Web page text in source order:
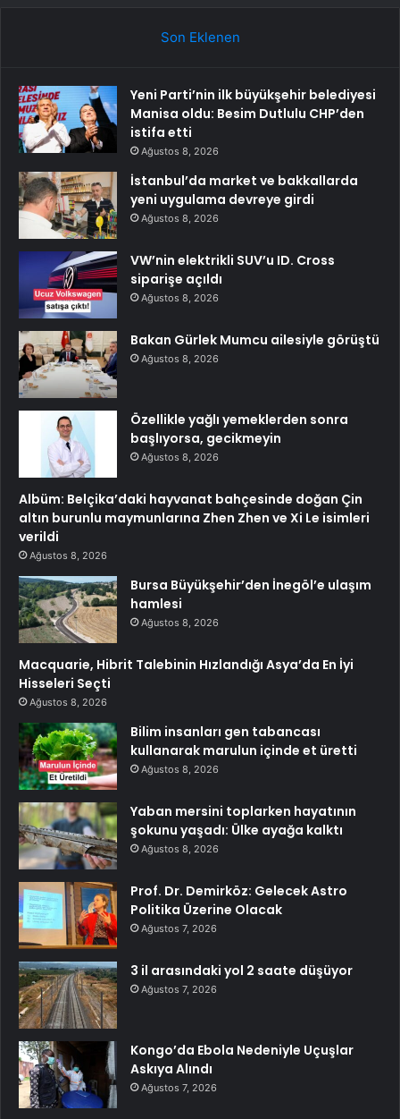
Son Eklenen
Yeni Parti’nin ilk büyükşehir belediyesi
Manisa oldu: Besim Dutlulu CHP’den
istifa etti
Ağustos 8, 2026
İstanbul’da market ve bakkallarda
yeni uygulama devreye girdi
Ağustos 8, 2026
VW’nin elektrikli SUV’u ID. Cross
siparişe açıldı
Ağustos 8, 2026
Bakan Gürlek Mumcu ailesiyle görüştü
Ağustos 8, 2026
Özellikle yağlı yemeklerden sonra
başlıyorsa, gecikmeyin
Ağustos 8, 2026
Albüm: Belçika’daki hayvanat bahçesinde doğan Çin
altın burunlu maymunlarına Zhen Zhen ve Xi Le isimleri
verildi
Ağustos 8, 2026
Bursa Büyükşehir’den İnegöl’e ulaşım
hamlesi
Ağustos 8, 2026
Macquarie, Hibrit Talebinin Hızlandığı Asya’da En İyi
Hisseleri Seçti
Ağustos 8, 2026
Bilim insanları gen tabancası
kullanarak marulun içinde et üretti
Ağustos 8, 2026
Yaban mersini toplarken hayatının
şokunu yaşadı: Ülke ayağa kalktı
Ağustos 8, 2026
Prof. Dr. Demirköz: Gelecek Astro
Politika Üzerine Olacak
Ağustos 7, 2026
3 il arasındaki yol 2 saate düşüyor
Ağustos 7, 2026
Kongo’da Ebola Nedeniyle Uçuşlar
Askıya Alındı
Ağustos 7, 2026